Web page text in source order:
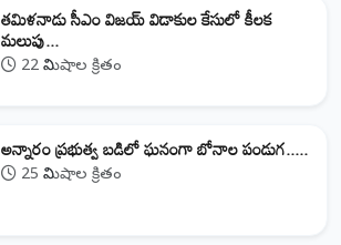
తమిళనాడు సీఎం విజయ్‌ విడాకుల కేసులో కీలక
మలుపు...
22 నిమిషాల క్రితం
అన్నారం ప్రభుత్వ బడిలో ఘనంగా బోనాల పండుగ.....
25 నిమిషాల క్రితం